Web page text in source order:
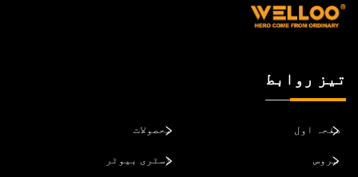
تیز روابط
صفحہ اول محصولات
سروس ڈسٹری بیوٹر